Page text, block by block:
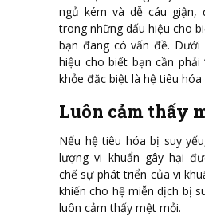
ngủ kém và dễ cáu
trong những dấu hiệu cho
bạn đang có vấn đề. Dưới
hiệu cho biết bạn cần phải
khỏe đặc biệt là hệ tiêu hóa
Luôn cảm thấy
Nếu hệ tiêu hóa bị suy
lượng vi khuẩn gây hại
chế sự phát triển của vi
khiến cho hệ miễn dịch bị
luôn cảm thấy mệt mỏi.